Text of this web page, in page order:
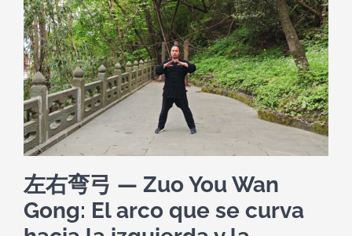
左右弯弓 — Zuo You Wan
Gong: El arco que se curva